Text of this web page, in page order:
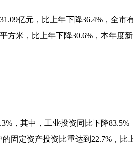
31.09亿元，比上年下降36.4% ，全市
方米，比上年下降30.6% ，本年度
，其中，工业投资同比下降83.5%
固定资产投资比重达到 22.7% ，比